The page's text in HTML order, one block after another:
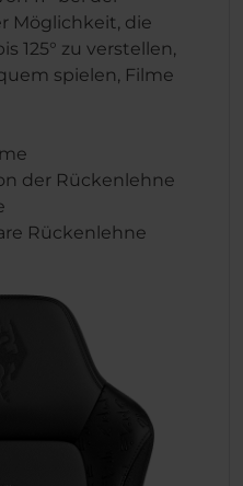
Möglichkeit, die
125° zu verstellen,
spielen, Filme
der Rückenlehne
Rückenlehne